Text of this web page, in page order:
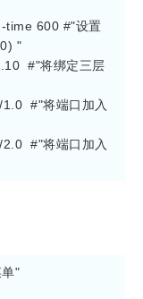
time 600 #"设置
"
#"将绑定三层
#"将端口加入
#"将端口加入
"